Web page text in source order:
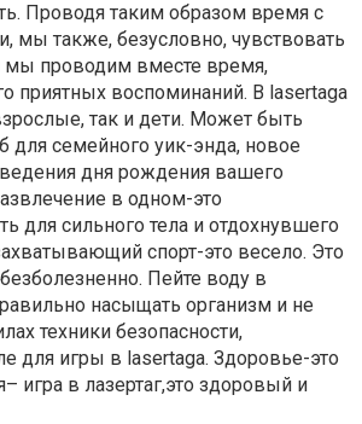
Проводя таким образом время с
мы также, безусловно, чувствовать
мы проводим вместе время,
приятных воспоминаний. В lasertaga
так и дети. Может быть
для семейного уик-энда, новое
дня рождения вашего
в одном-это
для сильного тела и отдохнувшего
спорт-это весело. Это
Пейте воду в
насыщать организм и не
техники безопасности,
для игры в lasertaga. Здоровье-это
игра в лазертаг,это здоровый и